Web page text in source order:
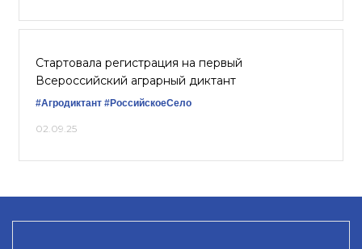
Стартовала регистрация на первый
Всероссийский аграрный диктант
#Агродиктант #РоссийскоеСело
02.09.25